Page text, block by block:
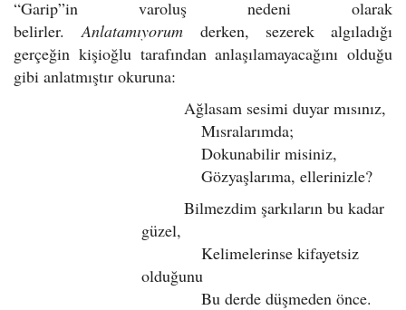
“Garip”in varoluş nedeni olarak
belirler.Anlatamıyorum derken, sezerek algıladığı
gerçeğin kişioğlu tarafından anlaşılamayacağını olduğu
gibi anlatmıştır okuruna:
Ağlasam sesimi duyar mısınız,
Mısralarımda;
Dokunabilir misiniz,
Gözyaşlarıma, ellerinizle?
Bilmezdim şarkıların bu kadar
güzel,
Kelimelerinse kifayetsiz
olduğunu
Bu derde düşmeden önce.